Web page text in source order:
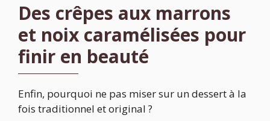
Des crêpes aux marrons
et noix caramélisées pour
finir en beauté
Enfin, pourquoi ne pas miser sur un dessert à la
fois traditionnel et original ?